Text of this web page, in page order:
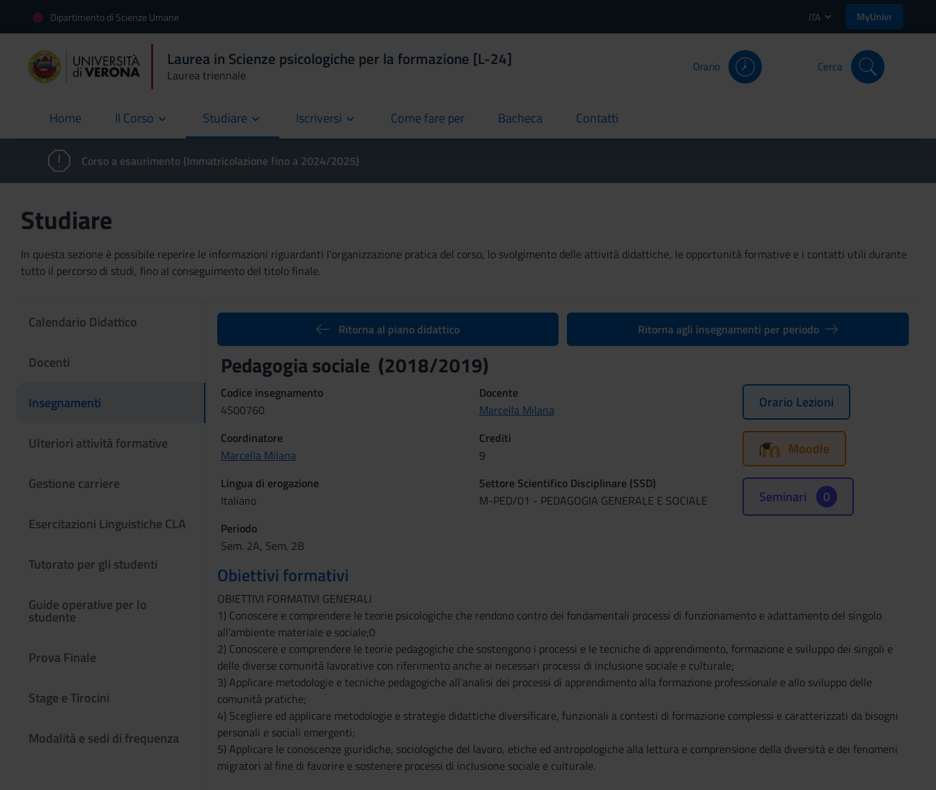
Dipartimento di Scienze Umane ITA MyUnivr
Laurea in Scienze psicologiche per la formazione [L-24]
Laurea triennale
Orario Cerca
Home
current Il Corso Studiare Iscriversi Come fare per
current Bacheca
current Contatti
current
Corso a esaurimento (Immatricolazione fino a 2024/2025)
Studiare
In questa sezione è possibile reperire le informazioni riguardanti l'organizzazione pratica del corso, lo svolgimento delle attività didattiche, le opportunità formative e i contatti utili durante
tutto il percorso di studi, fino al conseguimento del titolo finale.
Calendario Didattico
Docenti
Insegnamenti
Ulteriori attività formative
Gestione carriere
Esercitazioni Linguistiche CLA
Tutorato per gli studenti
Guide operative per lo
studente
Prova Finale
Stage e Tirocini
Modalità e sedi di frequenza
Ritorna al piano didattico Ritorna agli insegnamenti per periodo
Pedagogia sociale (2018/2019)
Codice insegnamento
4S00760
Docente
Marcella Milana
Coordinatore
Marcella Milana
Crediti
9
Lingua di erogazione
Italiano
Settore Scientifico Disciplinare (SSD)
M-PED/01 - PEDAGOGIA GENERALE E SOCIALE
Periodo
Sem. 2A, Sem. 2B
Orario Lezioni
Moodle
Seminari 0
Obiettivi formativi
OBIETTIVI FORMATIVI GENERALI
1) Conoscere e comprendere le teorie psicologiche che rendono contro dei fondamentali processi di funzionamento e adattamento del singolo
all’ambiente materiale e sociale;0
2) Conoscere e comprendere le teorie pedagogiche che sostengono i processi e le tecniche di apprendimento, formazione e sviluppo dei singoli e
delle diverse comunità lavorative con riferimento anche ai necessari processi di inclusione sociale e culturale;
3) Applicare metodologie e tecniche pedagogiche all’analisi dei processi di apprendimento alla formazione professionale e allo sviluppo delle
comunità pratiche;
4) Scegliere ed applicare metodologie e strategie didattiche diversificare, funzionali a contesti di formazione complessi e caratterizzati da bisogni
personali e sociali emergenti;
5) Applicare le conoscenze giuridiche, sociologiche del lavoro, etiche ed antropologiche alla lettura e comprensione della diversità e dei fenomeni
migratori al fine di favorire e sostenere processi di inclusione sociale e culturale.